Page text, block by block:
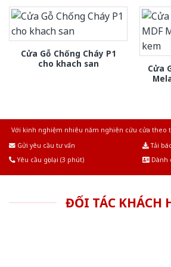
Cửa Gỗ Chống Cháy P1
cho khach san
Cửa
Với kinh nghiệm nhiêu năm nghiên cứu cửa theo
Gửi yêu cầu tư vấn
Tải
Yêu cầu gọi lại (3 phút)
Dành
ĐỐI TÁC KHÁCH